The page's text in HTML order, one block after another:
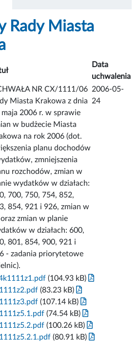
Rady Miasta
Data
uchwalenia
NR CX/1111/06
Miasta Krakowa z dnia
maja 2006 r. w sprawie
w budżecie Miasta
na rok 2006 (dot.
planu dochodów
zmniejszenia
rozchodów, zmian w
wydatków w działach:
700, 750, 754, 852,
854, 921 i 926, zmian w
oraz zmian w planie
w działach: 600,
801, 854, 900, 921 i
- zadania priorytetowe
2006-05-
24
(104.93 kB)
(83.23 kB)
(107.14 kB)
(74.54 kB)
(100.26 kB)
(80.91 kB)